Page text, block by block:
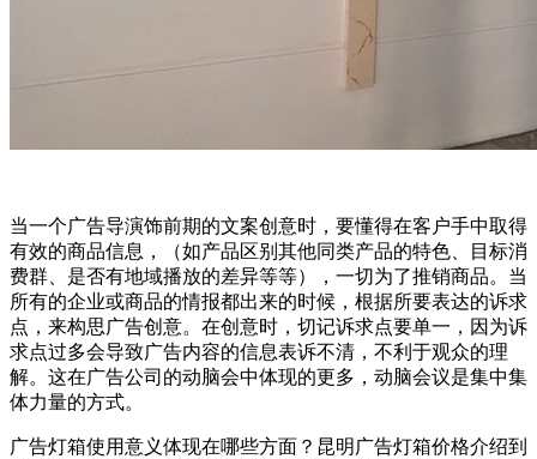
当一个广告导演饰前期的文案创意时，要懂得在客户手中取得
有效的商品信息，（如产品区别其他同类产品的特色、目标消
费群、是否有地域播放的差异等等），一切为了推销商品。当
所有的企业或商品的情报都出来的时候，根据所要表达的诉求
点，来构思广告创意。在创意时，切记诉求点要单一，因为诉
求点过多会导致广告内容的信息表诉不清，不利于观众的理
解。这在广告公司的动脑会中体现的更多，动脑会议是集中集
体力量的方式。
广告灯箱使用意义体现在哪些方面？昆明广告灯箱价格介绍到